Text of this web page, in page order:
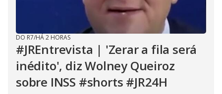
DO R7/HÁ 2 HORAS
#JREntrevista | 'Zerar a fila será
inédito', diz Wolney Queiroz
sobre INSS #shorts #JR24H